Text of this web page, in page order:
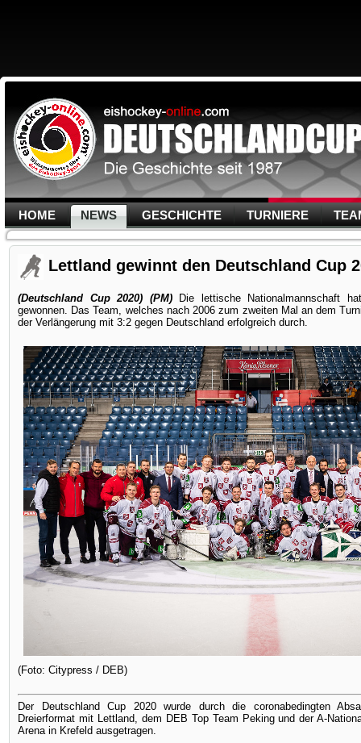
HOME NEWS GESCHICHTE TURNIERE
Lettland gewinnt den Deutschland Cup
(Deutschland Cup 2020) (PM)
Die lettische Nationalmannschaft
gewonnen. Das Team, welches nach 2006 zum zweiten Mal an dem
der Verlängerung mit 3:2 gegen Deutschland erfolgreich durch.
(Foto: Citypress / DEB)
Der Deutschland Cup 2020 wurde durch die coronabedingten
Dreierformat mit Lettland, dem DEB Top Team Peking und der A-
Arena in Krefeld ausgetragen.